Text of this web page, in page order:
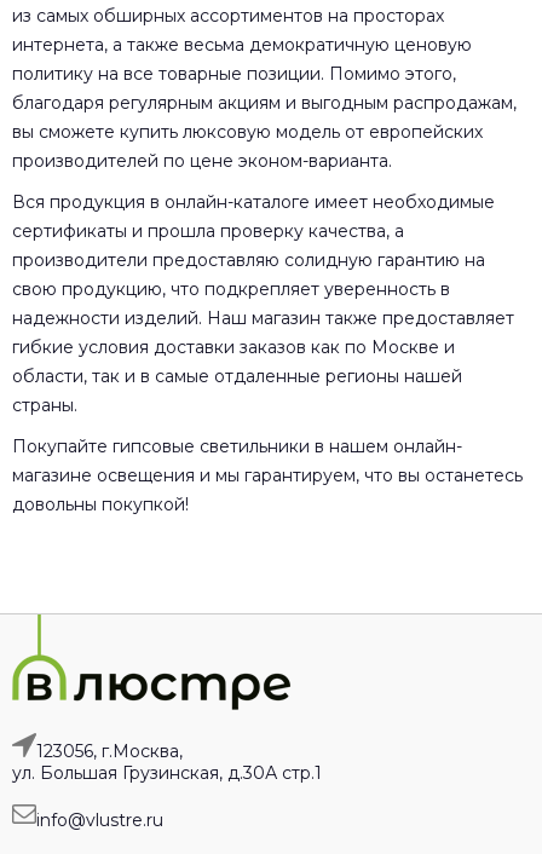
из самых обширных ассортиментов на просторах
интернета, а также весьма демократичную ценовую
политику на все товарные позиции. Помимо этого,
благодаря регулярным акциям и выгодным распродажам,
вы сможете купить люксовую модель от европейских
производителей по цене эконом-варианта.
Вся продукция в онлайн-каталоге имеет необходимые
сертификаты и прошла проверку качества, а
производители предоставляю солидную гарантию на
свою продукцию, что подкрепляет уверенность в
надежности изделий. Наш магазин также предоставляет
гибкие условия доставки заказов как по Москве и
области, так и в самые отдаленные регионы нашей
страны.
Покупайте гипсовые светильники в нашем онлайн-
магазине освещения и мы гарантируем, что вы останетесь
довольны покупкой!
123056, г.Москва,
ул. Большая Грузинская, д.30А стр.1
info@vlustre.ru